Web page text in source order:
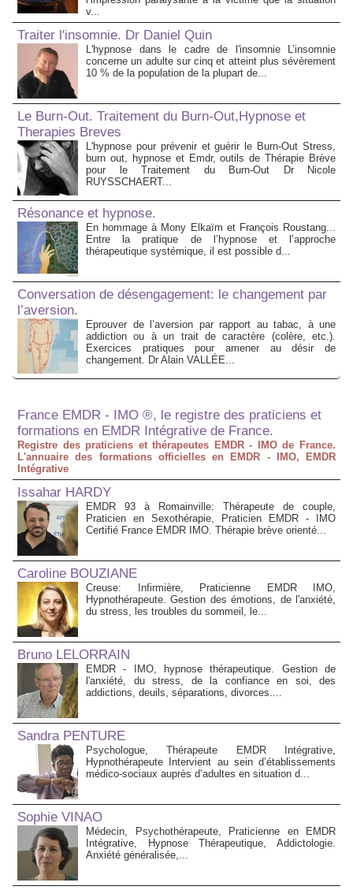
v...
Traiter l'insomnie. Dr Daniel Quin
L'hypnose dans le cadre de l'insomnie L’insomnie
concerne un adulte sur cinq et atteint plus sévèrement
10 % de la population de la plupart de...
Le Burn-Out. Traitement du Burn-Out,Hypnose et
Therapies Breves
L'hypnose pour prévenir et guérir le Burn-Out Stress,
burn out, hypnose et Emdr, outils de Thérapie Brève
pour le Traitement du Burn-Out Dr Nicole
RUYSSCHAERT...
Résonance et hypnose.
En hommage à Mony Elkaïm et François Roustang...
Entre la pratique de l’hypnose et l’approche
thérapeutique systémique, il est possible d...
Conversation de désengagement: le changement par
l’aversion.
Eprouver de l’aversion par rapport au tabac, à une
addiction ou à un trait de caractère (colère, etc.).
Exercices pratiques pour amener au désir de
changement. Dr Alain VALLÉE...
France EMDR - IMO ®, le registre des praticiens et
formations en EMDR Intégrative de France.
Registre des praticiens et thérapeutes EMDR - IMO de France.
L'annuaire des formations officielles en EMDR - IMO, EMDR
Intégrative
Issahar HARDY
EMDR 93 à Romainville: Thérapeute de couple,
Praticien en Sexothérapie, Praticien EMDR - IMO
Certifié France EMDR IMO. Thérapie brève orienté...
Caroline BOUZIANE
Creuse: Infirmière, Praticienne EMDR IMO,
Hypnothérapeute. Gestion des émotions, de l'anxiété,
du stress, les troubles du sommeil, le...
Bruno LELORRAIN
EMDR - IMO, hypnose thérapeutique. Gestion de
l'anxiété, du stress, de la confiance en soi, des
addictions, deuils, séparations, divorces....
Sandra PENTURE
Psychologue, Thérapeute EMDR Intégrative,
Hypnothérapeute Intervient au sein d’établissements
médico‑sociaux auprès d’adultes en situation d...
Sophie VINAO
Médecin, Psychothérapeute, Praticienne en EMDR
Intégrative, Hypnose Thérapeutique, Addictologie.
Anxiété généralisée,...